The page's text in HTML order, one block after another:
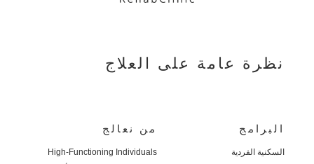
نظرة عامة على العلاج
البرامج
السكنية الفردية
من نعالج
High-Functioning Individuals